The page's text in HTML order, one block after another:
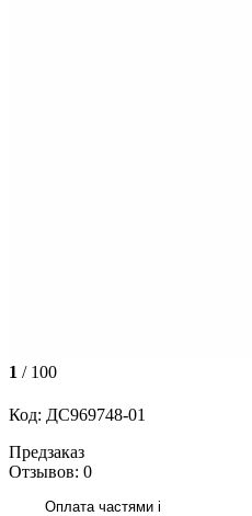
1 / 100
Код: ДС969748-01
Предзаказ
Отзывов: 0
Оплата частями i